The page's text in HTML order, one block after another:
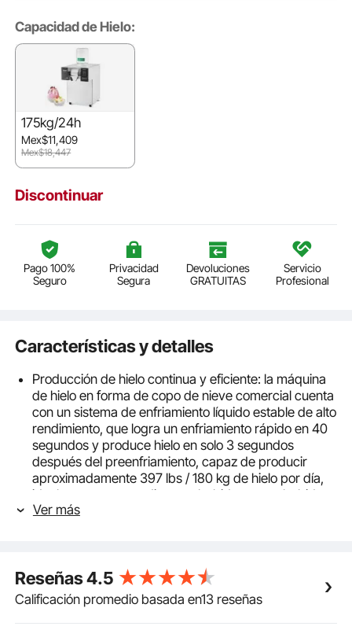
Capacidad de Hielo:
175kg/24h
Mex$11,409
Mex$18,447
Discontinuar
Pago 100%
Seguro
Privacidad
Segura
Devoluciones
GRATUITAS
Servicio
Profesional
Características y detalles
Producción de hielo continua y eficiente: la máquina
de hielo en forma de copo de nieve comercial cuenta
con un sistema de enfriamiento líquido estable de alto
rendimiento, que logra un enfriamiento rápido en 40
segundos y produce hielo en solo 3 segundos
después del preenfriamiento, capaz de producir
aproximadamente 397 lbs / 180 kg de hielo por día,
ideal para preparar diversas bebidas como bebidas
azucaradas, bebidas alcohólicas con un contenido
del rodillo, esta máquina de hielo en forma de copo
de nieve crea varias texturas de helado, como forma
de nieve, forma de espagueti y forma de cascada,
Ver más
Reseñas4.5
Calificación promedio basada en13 reseñas